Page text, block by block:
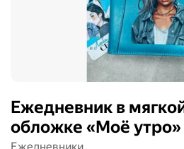
Ежедневник в
обложке «Моё утро»